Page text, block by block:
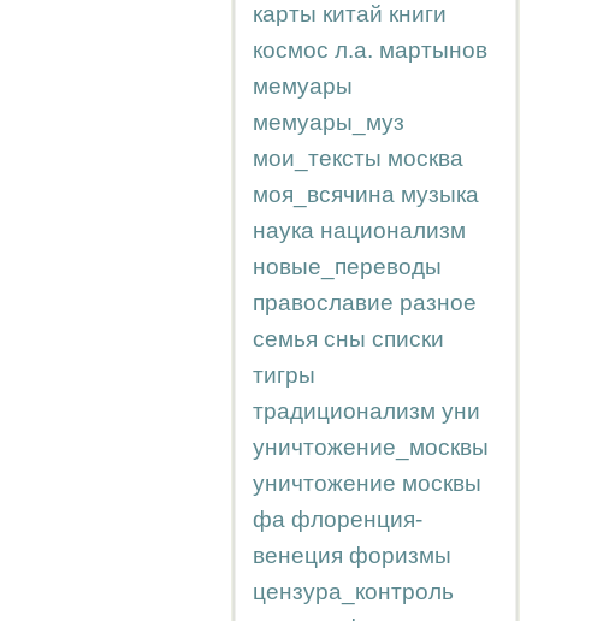
карты китай книги
космос л.а. мартынов
мемуары
мемуары_муз
мои_тексты москва
моя_всячина музыка
наука национализм
новые_переводы
православие разное
семья сны списки
тигры
традиционализм уни
уничтожение_москвы
уничтожение москвы
фа флоренция-
венеция форизмы
цензура_контроль